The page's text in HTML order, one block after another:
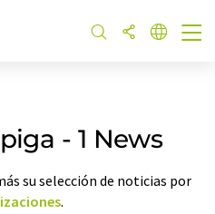
- 1 News
su selección de noticias por
.